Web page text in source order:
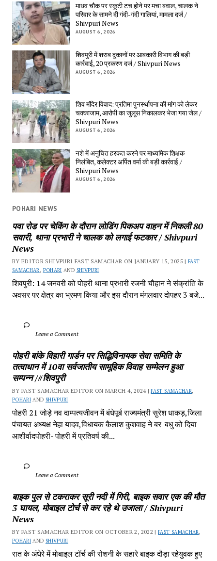
माधव चौक पर स्कूटी टच होने पर मचा बवाल, चालक ने
परिवार के सामने दी गंदी-गंदी गालियां, मामला दर्ज /
Shivpuri News
AUGUST 6, 2026
शिवपुरी में शराब दुकानों पर आबकारी विभाग की बड़ी
कार्रवाई, 20 प्रकरण दर्ज / Shivpuri News
AUGUST 6, 2026
शिव मंदिर विवाद: प्रतिमा पुनर्स्थापना की मांग को लेकर
चक्काजाम, आरोपी का जुलूस निकालकर भेजा गया जेल /
Shivpuri News
AUGUST 6, 2026
नशे में अनुचित हरकत करने पर माध्यमिक शिक्षक
निलंबित, कलेक्टर अर्पित वर्मा की बड़ी कार्रवाई /
Shivpuri News
AUGUST 6, 2026
POHARI NEWS
पवा रोड पर चेकिंग के दौरान लोडिंग पिकअप वाहन में निकली 80
सवारी, थाना प्रभारी ने चालक को लगाई फटकार / Shivpuri
News
BY EDITOR SHIVPURI FAST SAMACHAR ON JANUARY 15, 2025 | FAST
SAMACHAR , POHARI AND SHIVPURI
शिवपुरी: 14 जनवरी को पोहरी थाना प्रभारी रजनी चौहान ने संक्रांति के
अवसर पर क्षेत्र का भ्रमण किया और इस दौरान मंगलवार दोपहर 3 बजे...
		Leave a Comment
पोहरी बांके विहारी गार्डन पर सिद्धिविनायक सेवा समिति के
तत्वाधान में 10वा सर्वजातीय सामूहिक विवाह सम्मेलन हुआ
सम्पन्न /#शिवपुरी
BY FAST SAMACHAR EDITOR ON MARCH 4, 2024 | FAST SAMACHAR
POHARI AND SHIVPURI
पोहरी 21 जोड़े नव दाम्पत्यजीवन में बंधेपूर्ब राज्यमंत्री सुरेश धाकड़,जिला
पंचायत अध्यक्ष नेहा यादव,विधायक कैलाश कुशवाह ने बर-बधु को दिया
आशीर्वादपोहरी- पोहरी में प्रतिवर्ष की...
		Leave a Comment
बाइक पुल से टकराकर सूरी नदी में गिरी, बाइक सवार एक की मौत
3 घायल, मोबाइल टोर्च से कर रहे थे उजाला / Shivpuri
News
BY FAST SAMACHAR EDITOR ON OCTOBER 2, 2022 | FAST SAMACHAR
POHARI AND SHIVPURI
रात के अंधेरे में मोबाइल टॉर्च की रोशनी के सहारे बाइक दौड़ा रहेयुवक हुए